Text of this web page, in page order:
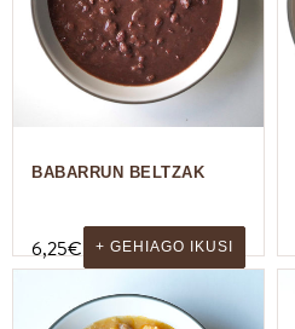
BABARRUN BELTZAK
6,25€ + GEHIAGO IKUSI